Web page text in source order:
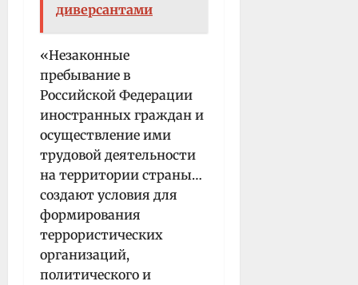
диверсантами
«Незаконные
пребывание в
Российской Федерации
иностранных граждан и
осуществление ими
трудовой деятельности
на территории страны…
создают условия для
формирования
террористических
организаций,
политического и